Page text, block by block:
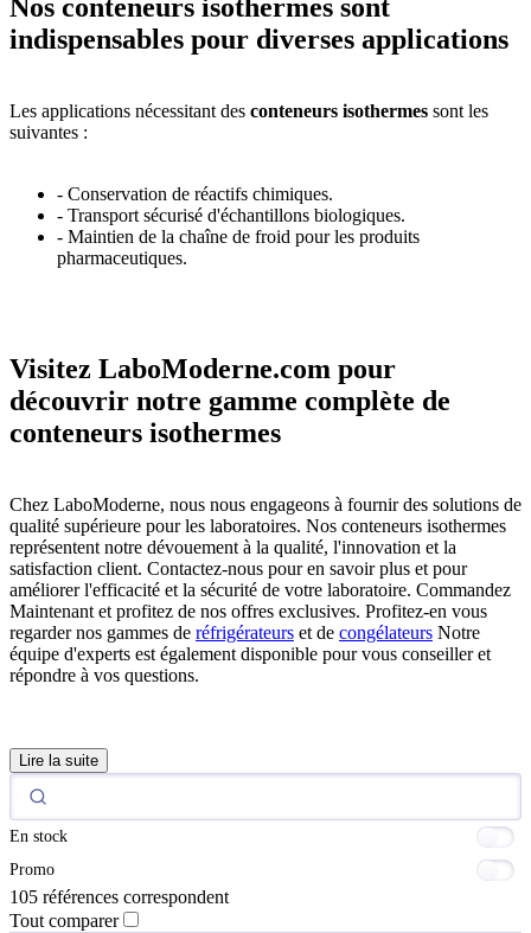
Nos conteneurs isothermes sont
indispensables pour diverses applications
Les applications nécessitant des conteneurs isothermes sont les
suivantes :
- Conservation de réactifs chimiques.
- Transport sécurisé d'échantillons biologiques.
- Maintien de la chaîne de froid pour les produits
pharmaceutiques.
Visitez LaboModerne.com pour
découvrir notre gamme complète de
conteneurs isothermes
Chez LaboModerne, nous nous engageons à fournir des solutions de
qualité supérieure pour les laboratoires. Nos conteneurs isothermes
représentent notre dévouement à la qualité, l'innovation et la
satisfaction client. Contactez-nous pour en savoir plus et pour
améliorer l'efficacité et la sécurité de votre laboratoire. Commandez
Maintenant et profitez de nos offres exclusives. Profitez-en vous
regarder nos gammes de réfrigérateurs et de congélateurs Notre
équipe d'experts est également disponible pour vous conseiller et
répondre à vos questions.
Lire la suite
En stock
Promo
105 références correspondent
Tout comparer